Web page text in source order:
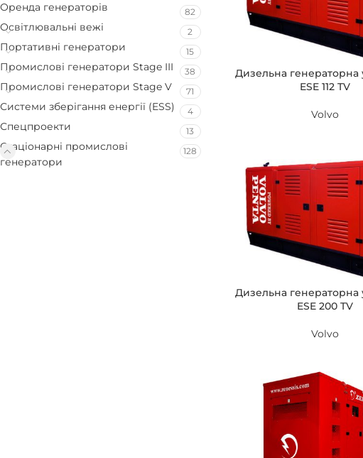
Оренда генераторів 82
Освітлювальні вежі 2
Портативні генератори 15
Промислові генератори Stage III 38
Промислові генератори Stage V 71
Системи зберігання енергії (ESS) 4
Спецпроекти 13
Стаціонарні промислові
генератори
128
Дизельна генераторна
ESE 112 TV
Volvo
Дизельна генераторна
ESE 200 TV
Volvo